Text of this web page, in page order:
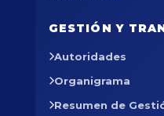
GESTIÓN Y
Autoridades
Organigrama
Resumen de